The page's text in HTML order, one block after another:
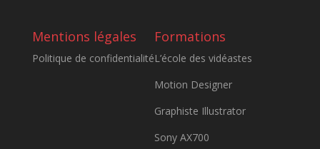
Mentions légales
Politique de confidentialité
Formations
L’école des vidéastes
Motion Designer
Graphiste Illustrator
Sony AX700